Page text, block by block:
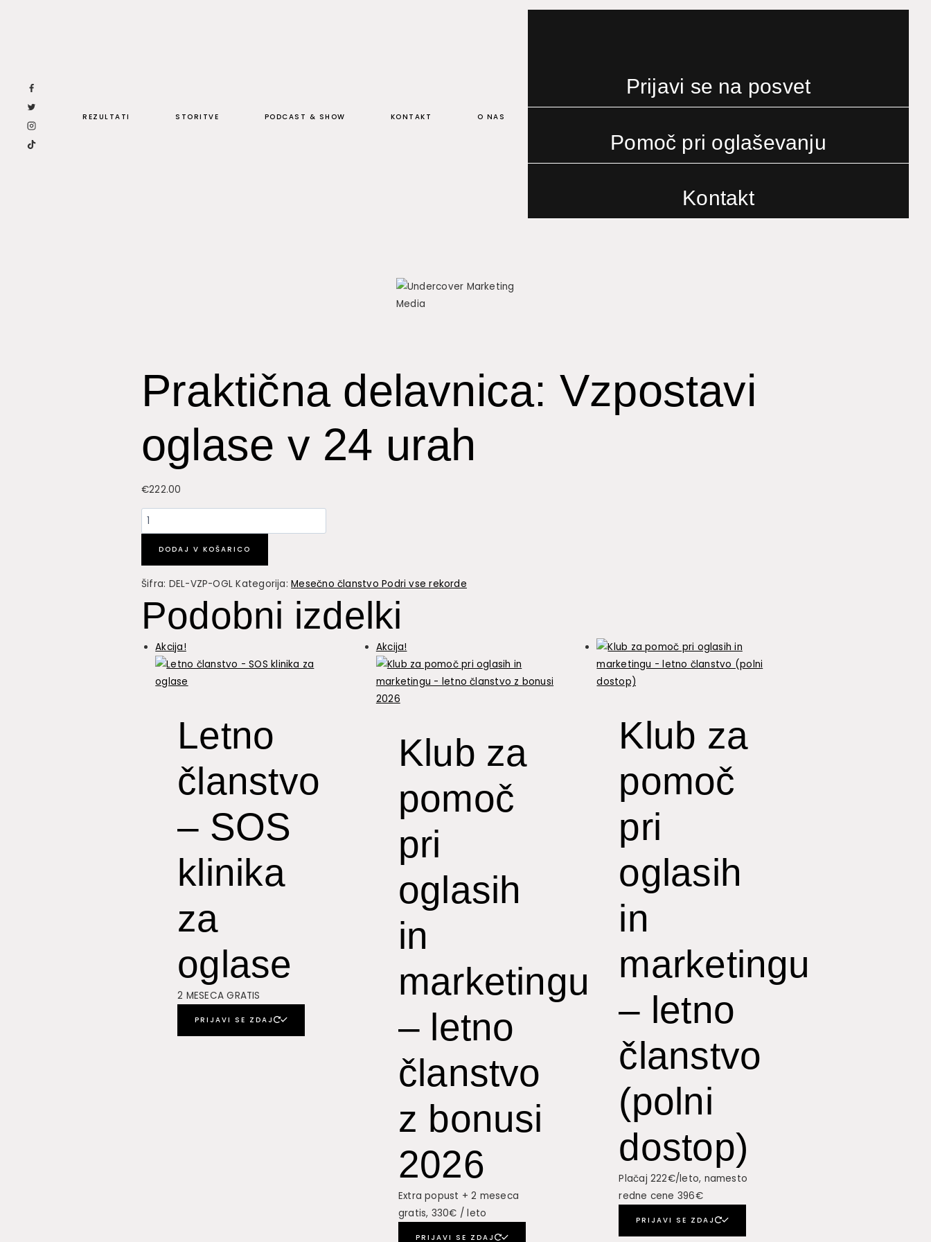
REZULTATI STORITVE PODCAST & SHOW KONTAKT O NAS
Prijavi se na posvet
Pomoč pri oglaševanju
Kontakt
Praktična delavnica: Vzpostavi
oglase v 24 urah
€222.00
Praktična
delavnica:
Vzpostavi
oglase
v
24
urah
DODAJ V KOŠARICO
Šifra: DEL-VZP-OGL Kategorija:Mesečno članstvo Podri vse rekorde
Podobni izdelki
Akcija!
Letno
članstvo
– SOS
klinika
za
oglase
2 MESECA GRATIS
PRIJAVI SE ZDAJ
Akcija!
Klub za
pomoč
pri
oglasih
in
marketingu
– letno
članstvo
z bonusi
2026
Extra popust + 2 meseca
gratis, 330€ / leto
PRIJAVI SE ZDAJ
Klub za
pomoč
pri
oglasih
in
marketingu
– letno
članstvo
(polni
dostop)
Plačaj 222€/leto, namesto
redne cene 396€
PRIJAVI SE ZDAJ